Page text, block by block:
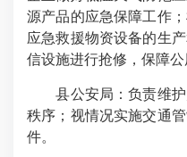
源产品的应急保障工作
应急救援物资设备的生
信设施进行抢修，保障公
县公安局：负责维护
秩序；视情况实施交通
件。